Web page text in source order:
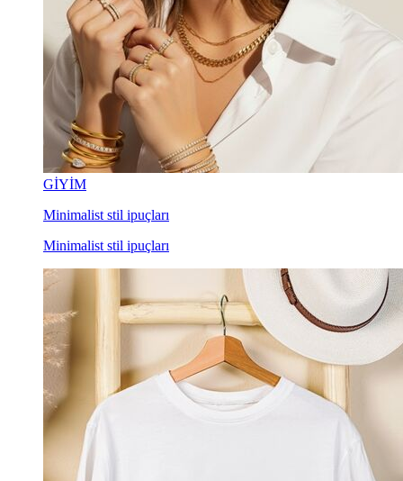
GİYİM
Minimalist stil ipuçları
Minimalist stil ipuçları